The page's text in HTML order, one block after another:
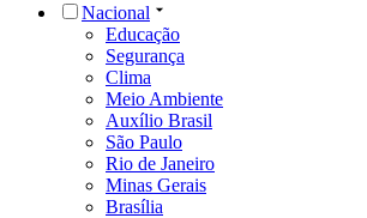
Nacional
Educação
Segurança
Clima
Meio Ambiente
Auxílio Brasil
São Paulo
Rio de Janeiro
Minas Gerais
Brasília